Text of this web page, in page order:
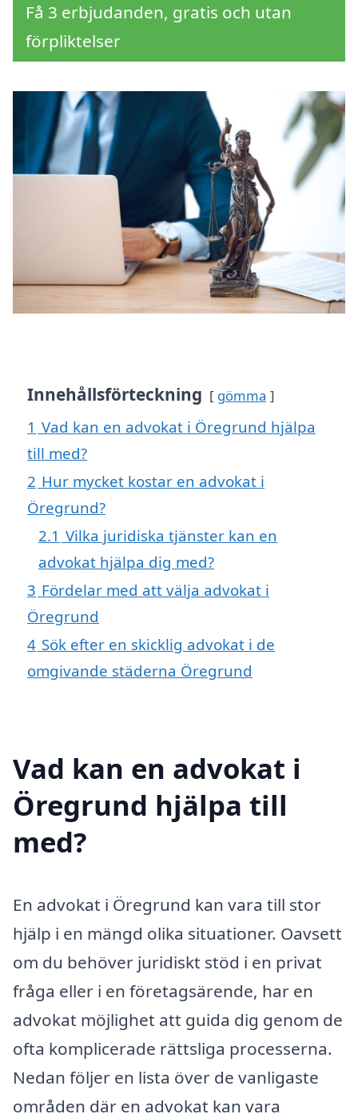
Få 3 erbjudanden, gratis och utan
förpliktelser
Innehållsförteckning gömma
1 Vad kan en advokat i Öregrund hjälpa
till med?
2 Hur mycket kostar en advokat i
Öregrund?
2.1 Vilka juridiska tjänster kan en
advokat hjälpa dig med?
3 Fördelar med att välja advokat i
Öregrund
4 Sök efter en skicklig advokat i de
omgivande städerna Öregrund
Vad kan en advokat i
Öregrund hjälpa till
med?
En advokat i Öregrund kan vara till stor
hjälp i en mängd olika situationer. Oavsett
om du behöver juridiskt stöd i en privat
fråga eller i en företagsärende, har en
advokat möjlighet att guida dig genom de
ofta komplicerade rättsliga processerna.
Nedan följer en lista över de vanligaste
områden där en advokat kan vara